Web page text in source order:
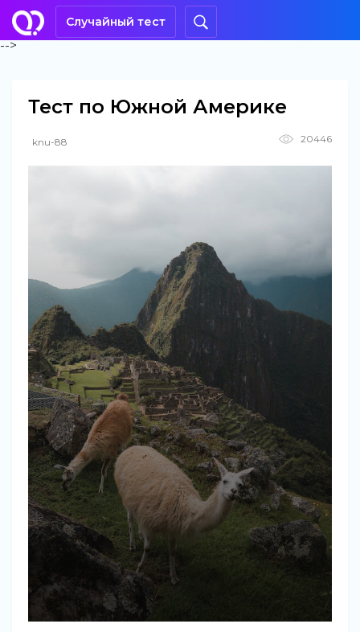
Случайный тест
-->
Тест по Южной Америке
knu-88 20446